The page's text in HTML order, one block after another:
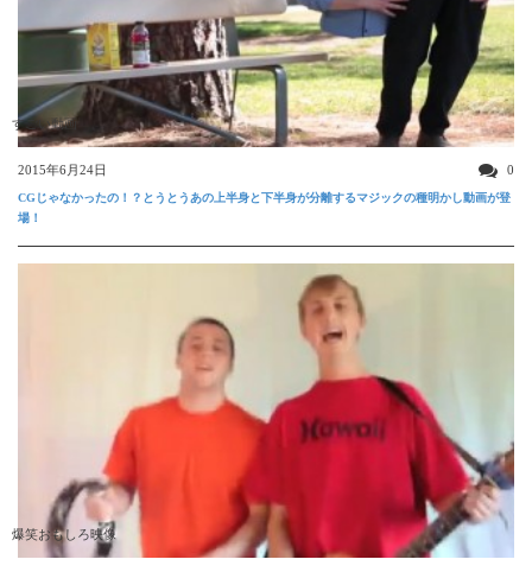
すごい動画
2015年6月24日 0
CGじゃなかったの！？とうとうあの上半身と下半身が分離するマジックの種明かし動画が登
場！
爆笑おもしろ映像